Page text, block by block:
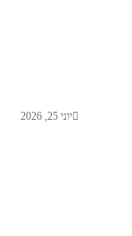
יוני 25, 2026